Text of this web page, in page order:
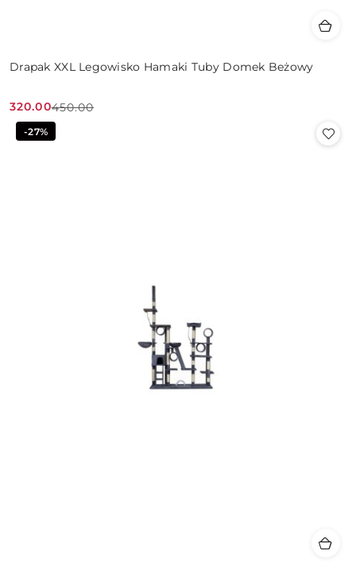
Drapak XXL Legowisko Hamaki Tuby Domek Beżowy
Cena
promocyjna:
320.00
Cena
przed
450.00
-27%